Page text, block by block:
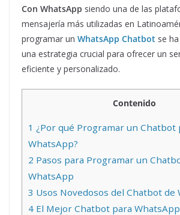
Con WhatsApp siendo una de las
mensajería más utilizadas en
programar un WhatsApp Chatbot se
una estrategia crucial para ofrecer un
eficiente y personalizado.
Contenido
1 ¿Por qué Programar un Chatbot
WhatsApp?
2 Pasos para Programar un
WhatsApp
3 Usos Novedosos del Chatbot de
4 El Mejor Chatbot para WhatsApp